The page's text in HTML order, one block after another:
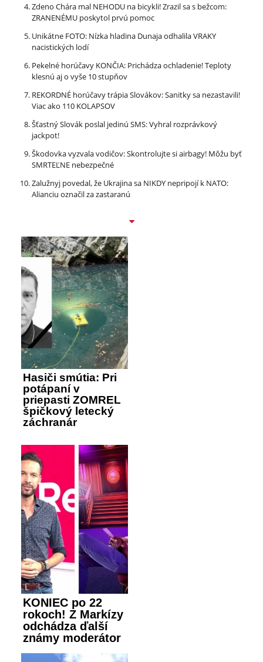
Zdeno Chára mal NEHODU na bicykli! Zrazil sa s bežcom:
ZRANENÉMU poskytol prvú pomoc
Unikátne FOTO: Nízka hladina Dunaja odhalila VRAKY
nacistických lodí
Pekelné horúčavy KONČIA: Prichádza ochladenie! Teploty
klesnú aj o vyše 10 stupňov
REKORDNÉ horúčavy trápia Slovákov: Sanitky sa nezastavili!
Viac ako 110 KOLAPSOV
Šťastný Slovák poslal jedinú SMS: Vyhral rozprávkový
jackpot!
Škodovka vyzvala vodičov: Skontrolujte si airbagy! Môžu byť
SMRTEĽNE nebezpečné
Zalužnyj povedal, že Ukrajina sa NIKDY nepripojí k NATO:
Alianciu označil za zastaranú
Hasiči smútia: Pri
potápaní v
priepasti ZOMREL
špičkový letecký
záchranár
KONIEC po 22
rokoch! Z Markízy
odchádza ďalší
známy moderátor